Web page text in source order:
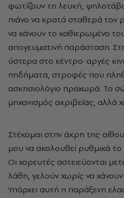
φωτίζουν τη λευκή,
πιάνο να κρατά σταθερά τον
να κάνουν το καθιερωμένο
απογευματινή παράσταση.
ύστερα στο κέντρο· αργές
πηδήματα, στροφές που
ασκησιολόγιο προχωρά. Το
μηχανισμός ακριβείας, αλλά
Στέκομαι στην άκρη της
μου να ακολουθεί ρυθμικά το
Οι χορευτές αστειεύονται
λάθη, γελούν χωρίς να
Υπάρχει αυτή η παράξενη